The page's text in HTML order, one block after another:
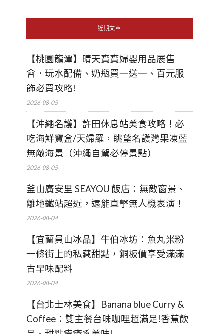
近期文章
【桃園龍潭】晴天寶寶婦嬰用品展售
會．玩水配備、奶瓶買一送一、百元服
飾必買攻略!
2026-08-05
【沖繩名護】許田休息站美食攻略！必
吃海鮮寶盒/天婦羅，眺望名護灣果凍藍
無敵海景（沖繩自駕必停景點）
2026-08-05
釜山廣安里 SEAYOU 飯店：無敵窗景、
離地鐵站超近，還能直擊無人機表演！
2026-08-04
【宜蘭員山冰品】牛伯冰坊：魚丸米粉
一條街上的私藏甜點，銅板價享受滿滿
古早味配料
2026-08-04
【台北士林美食】Banana blue Curry &
Coffee：雙主餐台味咖哩超滿足!香蕉飲